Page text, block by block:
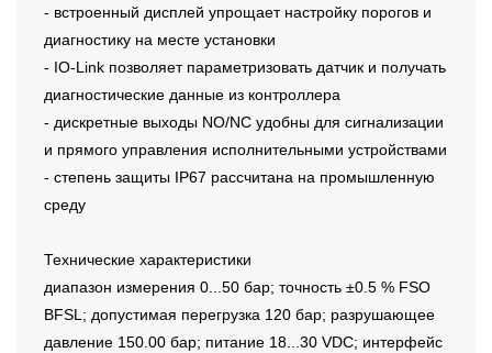
- встроенный дисплей упрощает настройку порогов и
диагностику на месте установки
- IO-Link позволяет параметризовать датчик и получать
диагностические данные из контроллера
- дискретные выходы NO/NC удобны для сигнализации
и прямого управления исполнительными устройствами
- степень защиты IP67 рассчитана на промышленную
среду
Технические характеристики
диапазон измерения 0...50 бар; точность ±0.5 % FSO
BFSL; допустимая перегрузка 120 бар; разрушающее
давление 150.00 бар; питание 18...30 VDC; интерфейс